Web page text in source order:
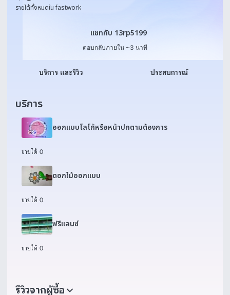
รายได้ทั้งหมดใน fastwork
แชทกับ 13rp5199
แชทกับ 13rp5199
ตอบกลับภายใน ~3 นาที
บริการ และรีวิว ประสบการณ์
บริการ
ออกแบบโลโก้หรือหน้าปกตามต้องการ
ขายได้ 0
ดอกไม้ออกแบบ
ขายได้ 0
ฟรีแลนซ์
ขายได้ 0
รีวิวจากผู้ซื้อ